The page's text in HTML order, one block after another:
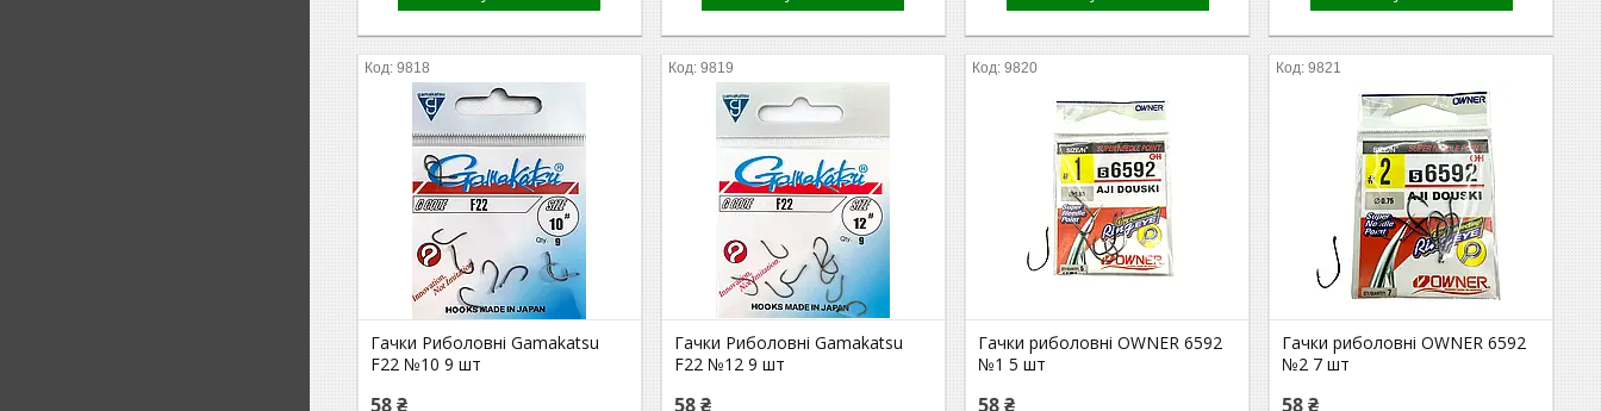
9818
Гачки Риболовні Gamakatsu
F22 №10 9 шт
58 ₴
9819
Гачки Риболовні Gamakatsu
F22 №12 9 шт
58 ₴
9820
Гачки риболовні OWNER 6592
№1 5 шт
58 ₴
9821
Гачки риболовні OWNER 6592
№2 7 шт
58 ₴